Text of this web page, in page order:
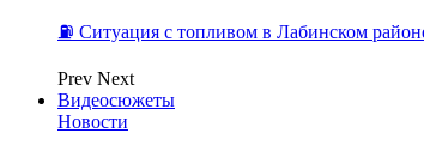
⛽️ Ситуация с топливом в Лабинском
Prev Next
Видеосюжеты
Новости